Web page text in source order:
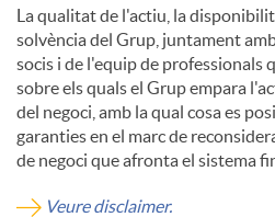
La qualitat de l'actiu, la
solvència del Grup, juntament
socis i de l'equip de professionals
sobre els quals el Grup empara
del negoci, amb la qual cosa es
garanties en el marc de
de negoci que afronta el sistema
Veure disclaimer.